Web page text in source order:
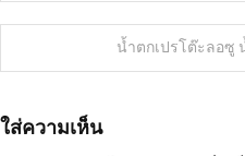
เรื่อง
น้ำตกเปรโต๊ะลอซู
ใส่ความเห็น